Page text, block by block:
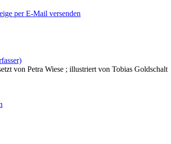
per E-Mail versenden
von Petra Wiese ; illustriert von Tobias Goldschalt